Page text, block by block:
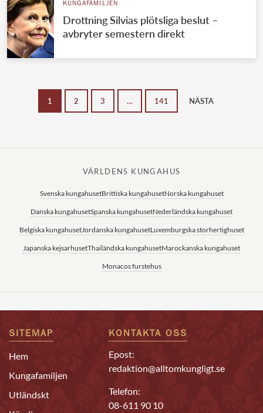
KUNGAFAMILJEN
Drottning Silvias plötsliga beslut –
avbryter semestern direkt
1 2 3 … 141 NÄSTA
VÄRLDENS KUNGAHUS
Svenska kungahusetBrittiska kungahusetNorska kungahuset
Danska kungahusetSpanska kungahusetNederländska kungahuset
Belgiska kungahusetJordanska kungahusetLuxemburgska storhertighuset
Japanska kejsarhusetThailändska kungahusetMarockanska kungahuset
Monacos furstehus
SITEMAP
Hem
Kungafamiljen
Utländskt
KONTAKTA OSS
Epost:
redaktion@alltomkungligt.se
Telefon:
08-611 90 10